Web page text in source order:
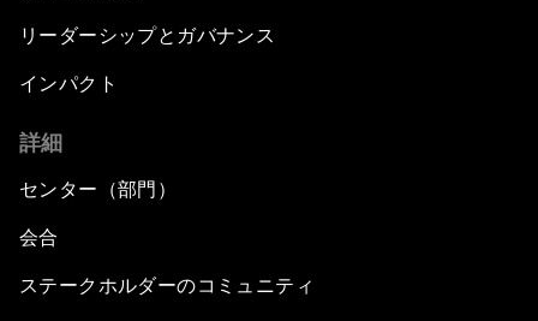
リーダーシップとガバナンス
インパクト
詳細
センター（部門）
会合
ステークホルダーのコミュニティ